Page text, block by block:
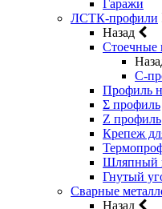
Гаражи
ЛСТК-профили
Назад
Стоечные
C-
Профиль
Σ профиль
Z профиль
Крепеж
Шляпный
Гнутый
Сварные
Назад